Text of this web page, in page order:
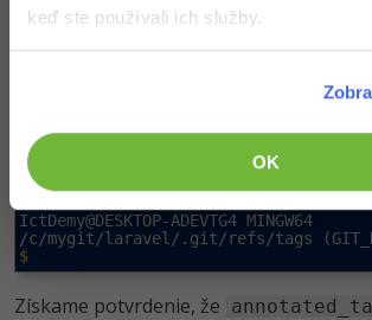
keď ste používali ich služby.
OK
Keď máme hash, zistímetyp objektu
git
04
tag
IctDemy@DESKTOP-ADEVTG4 MINGW64
$
Získame potvrdenie, že